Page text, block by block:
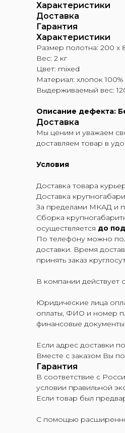
Характеристики
Доставка
Гарантия
Характеристики
Размер полотна: 200 х
Вес: 2 кг
Цвет: mixed
Материал: хлопок 100%
Выдерживаемый вес:
Описание дефекта:
Доставка
Мы ценим и уважаем
доставляем товар в
Условия
Доставка товара
Доставка
За пределами МКАД и
Сборка
осуществляется до
По телефону можно
доставки. Время
принять заказ
В компании действует
Юридические лица
оплаты, ФИО и номер
финансовые
Если адрес доставки
Вместе с заказом Вы
Гарантия
В соответствие с
условии правильной
Если товар был
С помощью